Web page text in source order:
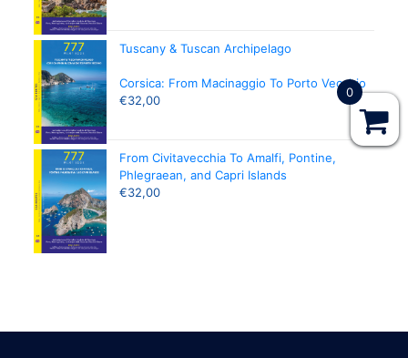
Tuscany & Tuscan Archipelago
Corsica: From Macinaggio To Porto Vecchio
€32,00
From Civitavecchia To Amalfi, Pontine,
Phlegraean, and Capri Islands
€32,00
0